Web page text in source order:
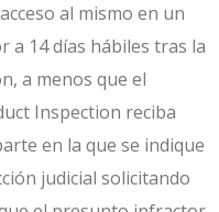
al mismo en un
a 14 días hábiles tras la
a menos que el
Inspection reciba
en la que se indique
judicial solicitando